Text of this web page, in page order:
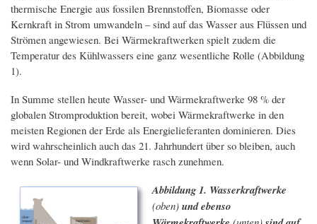
thermische Energie aus fossilen Brennstoffen, Biomasse oder
Kernkraft in Strom umwandeln – sind auf das Wasser aus Flüssen und
Strömen angewiesen. Bei Wärmekraftwerken spielt zudem die
Temperatur des Kühlwassers eine ganz wesentliche Rolle (Abbildung
1).
In Summe stellen heute Wasser- und Wärmekraftwerke 98 % der
globalen Stromproduktion bereit, wobei Wärmekraftwerke in den
meisten Regionen der Erde als Energielieferanten dominieren. Dies
wird wahrscheinlich auch das 21. Jahrhundert über so bleiben, auch
wenn Solar- und Windkraftwerke rasch zunehmen.
Abbildung 1. Wasserkraftwerke
(oben)und ebenso